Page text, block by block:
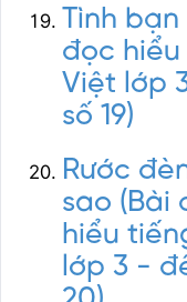
Tình
đọc
Việt lớp
số 19)
Rước
sao (Bài
hiểu
lớp 3 -